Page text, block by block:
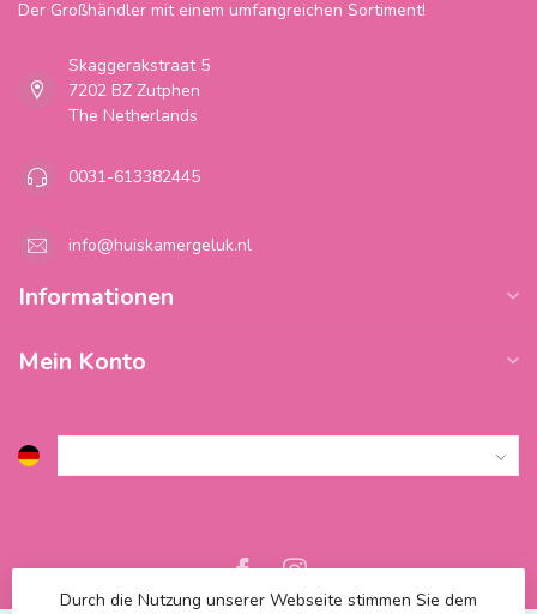
Der Großhändler mit einem umfangreichen Sortiment!
Skaggerakstraat 5
7202 BZ Zutphen
The Netherlands
0031-613382445
info@huiskamergeluk.nl
Informationen
Mein Konto
Durch die Nutzung unserer Webseite stimmen Sie dem